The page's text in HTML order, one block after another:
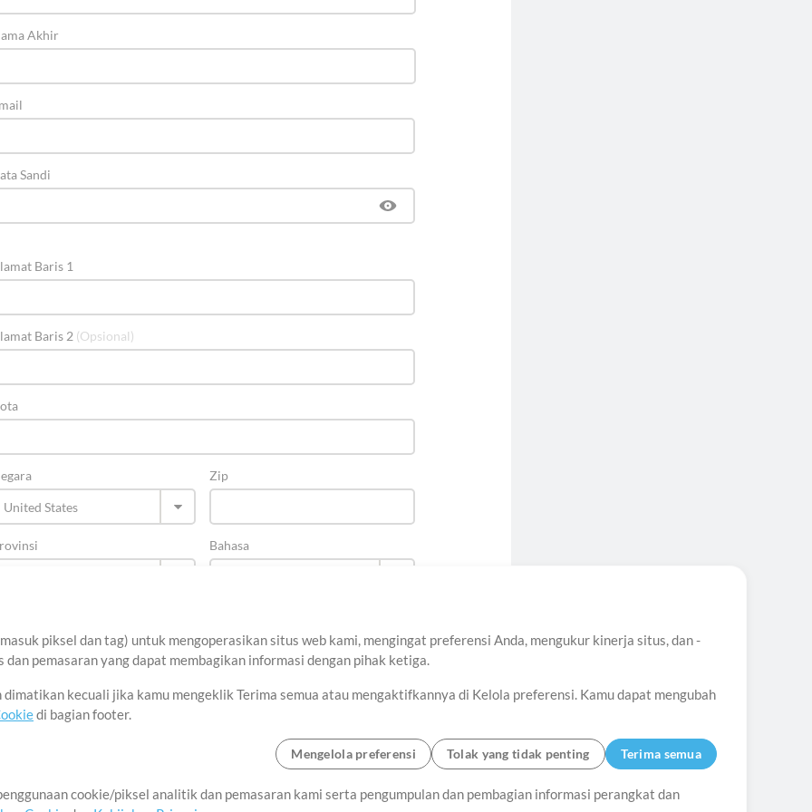
piksel dan tag) untuk mengoperasikan situs web kami, mengingat preferensi Anda, mengukur kinerja situs, dan -
pemasaran yang dapat membagikan informasi dengan pihak ketiga.
kecuali jika kamu mengeklik Terima semua atau mengaktifkannya di Kelola preferensi. Kamu dapat mengubah
di bagian footer.
Mengelola preferensi Tolak yang tidak penting Terima semua
cookie/piksel analitik dan pemasaran kami serta pengumpulan dan pembagian informasi perangkat dan
Akhir
Sandi
Baris 1
Baris 2 (Opsional)
Zip
Bahasa
Ketentuan Penggunaan Kebijakan Privasi Preferensi Cookie
Hubungi